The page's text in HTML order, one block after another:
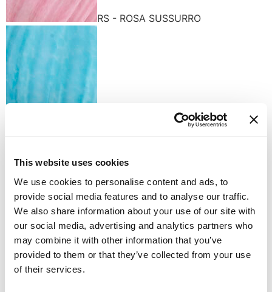
This website uses cookies
We use cookies to personalise content and ads, to
provide social media features and to analyse our traffic.
We also share information about your use of our site with
our social media, advertising and analytics partners who
may combine it with other information that you’ve
provided to them or that they’ve collected from your use
of their services.
RS - ROSA SUSSURRO
ST - SOGNO TURCHESE
VS - VERDE SIRENA
Finiture disponibili